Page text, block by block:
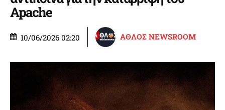
Apache
10/06/2026 02:20 ΑΘΛΟΣ NEWSROOM